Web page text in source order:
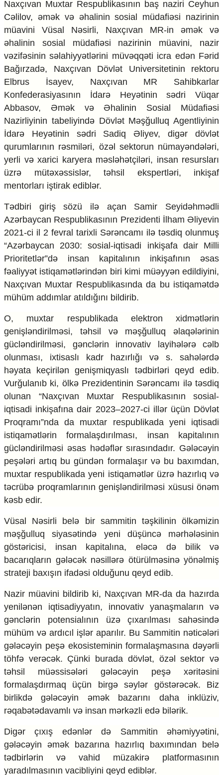
Kənd təsərrüfatı
Hərbi sənaye
Telekommunikasiya və nəqliyyat
COP29
Cəmiyyət
Crossmedia.az - 1 yaş
Siyasət
Məhkəmə və hüquq
Ekologiya
Zəfər - 5
Gənclər və İdman
Media və QHT
Hadisə
Sağlamlıq
Sosium
Mənəvi dəyərlər
Texnologiya
Mətbuat-150
Əlaqə
Missiyamız
Naxçıvan Muxtar Respublikasının baş naziri Ceyhun
Cəlilov, əmək və əhalinin sosial müdafiəsi nazirinin
müavini Vüsal Nəsirli, Naxçıvan MR-in əmək və
əhalinin sosial müdafiəsi nazirinin müavini, nazir
vəzifəsinin səlahiyyətlərini müvəqqəti icra edən Fərid
Bağırzadə, Naxçıvan Dövlət Universitetinin rektoru
Elbrus İsayev, Naxçıvan MR Sahibkarlar
Konfederasiyasının İdarə Heyətinin sədri Vüqar
Abbasov, Əmək və Əhalinin Sosial Müdafiəsi
Nazirliyinin tabeliyində Dövlət Məşğulluq Agentliyinin
İdarə Heyətinin sədri Sadiq Əliyev, digər dövlət
qurumlarının rəsmiləri, özəl sektorun nümayəndələri,
yerli və xarici karyera məsləhətçiləri, insan resursları
üzrə mütəxəssislər, təhsil ekspertləri, inkişaf
mentorları iştirak ediblər.
Tədbiri giriş sözü ilə açan Samir Seyidəhmədli
Azərbaycan Respublikasının Prezidenti İlham Əliyevin
2021-ci il 2 fevral tarixli Sərəncamı ilə təsdiq olunmuş
“Azərbaycan 2030: sosial-iqtisadi inkişafa dair Milli
Prioritetlər”də insan kapitalının inkişafının əsas
fəaliyyət istiqamətlərindən biri kimi müəyyən edildiyini,
Naxçıvan Muxtar Respublikasında da bu istiqamətdə
mühüm addımlar atıldığını bildirib.
O, muxtar respublikada elektron xidmətlərin
genişləndirilməsi, təhsil və məşğulluq əlaqələrinin
gücləndirilməsi, gənclərin innovativ layihələrə cəlb
olunması, ixtisaslı kadr hazırlığı və s. sahələrdə
həyata keçirilən genişmiqyaslı tədbirləri qeyd edib.
Vurğulanıb ki, ölkə Prezidentinin Sərəncamı ilə təsdiq
olunan “Naxçıvan Muxtar Respublikasının sosial-
iqtisadi inkişafına dair 2023–2027-ci illər üçün Dövlət
Proqramı”nda da muxtar respublikada yeni iqtisadi
istiqamətlərin formalaşdırılması, insan kapitalının
gücləndirilməsi əsas hədəflər sırasındadır. Gələcəyin
peşələri artıq bu gündən formalaşır və bu baxımdan,
muxtar respublikada yeni istiqamətlər üzrə hazırlıq və
təcrübə proqramlarının genişləndirilməsi xüsusi önəm
kəsb edir.
Vüsal Nəsirli belə bir sammitin təşkilinin ölkəmizin
məşğulluq siyasətində yeni düşüncə mərhələsinin
göstəricisi, insan kapitalına, eləcə də bilik və
bacarıqların gələcək nəsillərə ötürülməsinə yönəlmiş
strateji baxışın ifadəsi olduğunu qeyd edib.
Nazir müavini bildirib ki, Naxçıvan MR-da da hazırda
yenilənən iqtisadiyyatın, innovativ yanaşmaların və
gənclərin potensialının üzə çıxarılması sahəsində
mühüm və ardıcıl işlər aparılır. Bu Sammitin nəticələri
gələcəyin peşə ekosisteminin formalaşmasına dəyərli
töhfə verəcək. Çünki burada dövlət, özəl sektor və
təhsil müəssisələri gələcəyin peşə xəritəsini
formalaşdırmaq üçün birgə səylər göstərəcək. Biz
birlikdə gələcəyin əmək bazarını daha inklüziv,
rəqabətədavamlı və insan mərkəzli edə bilərik.
Digər çıxış edənlər də Sammitin əhəmiyyətini,
gələcəyin əmək bazarına hazırlıq baxımından belə
tədbirlərin və vahid müzakirə platformasının
yaradılmasının vacibliyini qeyd ediblər.